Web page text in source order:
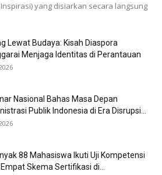
yang disiarkan secara langsung
Lewat Budaya: Kisah Diaspora
Menjaga Identitas di Perantauan
Nasional Bahas Masa Depan
Publik Indonesia di Era Disrupsi...
88 Mahasiswa Ikuti Uji Kompetensi
Skema Sertifikasi di...